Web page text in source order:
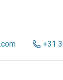
+31